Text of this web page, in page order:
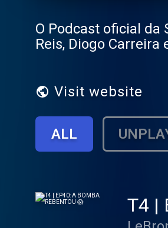
O Podcast oficial da
Reis, Diogo Carreira
Visit website
ALL
T4 |